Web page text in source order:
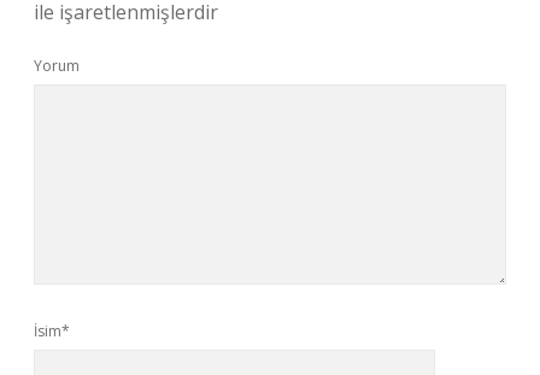
ile işaretlenmişlerdir
Yorum
İsim*